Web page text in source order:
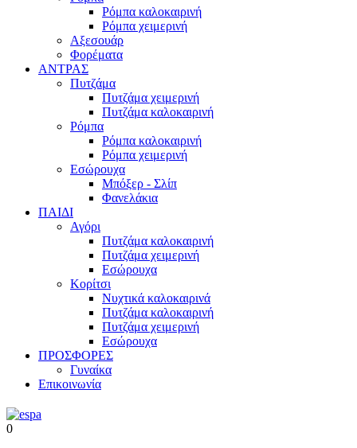
Ρόμπα καλοκαιρινή
Ρόμπα χειμερινή
Αξεσουάρ
Φορέματα
ΑΝΤΡΑΣ
Πυτζάμα
Πυτζάμα χειμερινή
Πυτζάμα καλοκαιρινή
Ρόμπα
Ρόμπα καλοκαιρινή
Ρόμπα χειμερινή
Εσώρουχα
Μπόξερ - Σλίπ
Φανελάκια
ΠΑΙΔΙ
Αγόρι
Πυτζάμα καλοκαιρινή
Πυτζάμα χειμερινή
Εσώρουχα
Κορίτσι
Νυχτικά καλοκαιρινά
Πυτζάμα καλοκαιρινή
Πυτζάμα χειμερινή
Εσώρουχα
ΠΡΟΣΦΟΡΕΣ
Γυναίκα
Επικοινωνία
0